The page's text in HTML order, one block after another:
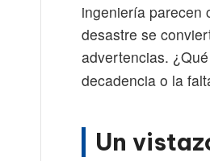
ingeniería parecen
desastre se
advertencias.
decadencia o la
Un